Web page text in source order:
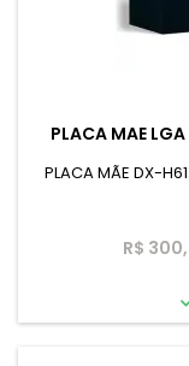
PLACA MAE
PLACA MÃE DX-
R$